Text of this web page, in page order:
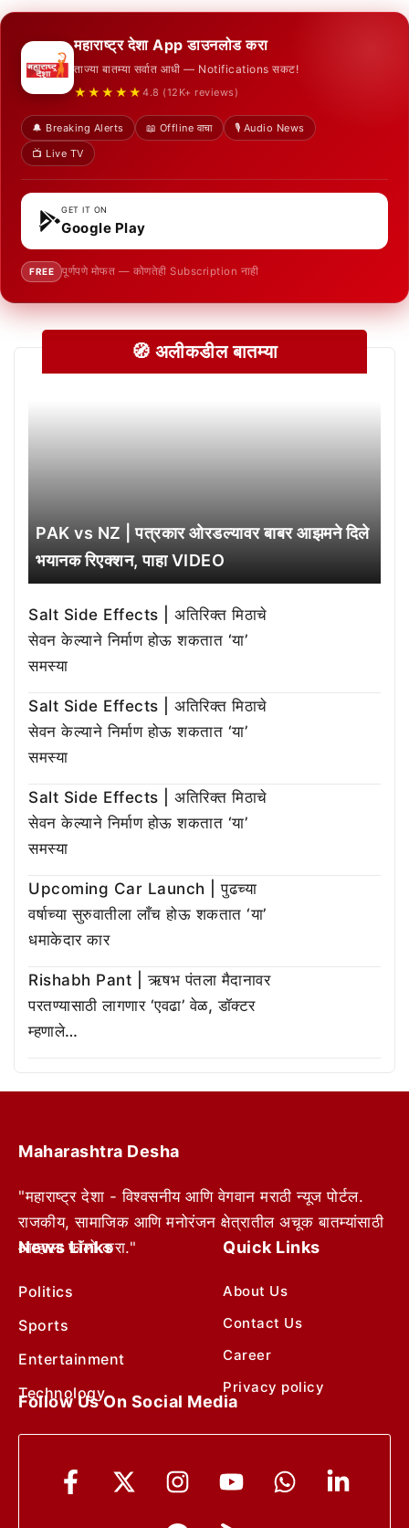
महाराष्ट्र देशा App डाउनलोड करा
ताज्या बातम्या सर्वात आधी — Notifications सकट!
★★★★★ 4.8 (12K+ reviews)
🔔 Breaking Alerts 📖 Offline वाचा
🎙️ Audio News
📺 Live TV
GET IT ON
Google Play
FREE पूर्णपणे मोफत — कोणतेही Subscription नाही
🧭 अलीकडील बातम्या
PAK vs NZ | पत्रकार ओरडल्यावर बाबर आझमने दिले
भयानक रिएक्शन, पाहा VIDEO
Salt Side Effects | अतिरिक्त मिठाचे
सेवन केल्याने निर्माण होऊ शकतात ‘या’
समस्या
Salt Side Effects | अतिरिक्त मिठाचे
सेवन केल्याने निर्माण होऊ शकतात ‘या’
समस्या
Salt Side Effects | अतिरिक्त मिठाचे
सेवन केल्याने निर्माण होऊ शकतात ‘या’
समस्या
Upcoming Car Launch | पुढच्या
वर्षाच्या सुरुवातीला लाँच होऊ शकतात ‘या’
धमाकेदार कार
Rishabh Pant | ऋषभ पंतला मैदानावर
परतण्यासाठी लागणार ‘एवढा’ वेळ, डॉक्टर
म्हणाले…
Maharashtra Desha
"महाराष्ट्र देशा - विश्वसनीय आणि वेगवान मराठी न्यूज पोर्टल.
राजकीय, सामाजिक आणि मनोरंजन क्षेत्रातील अचूक बातम्यांसाठी
आम्हाला फॉलो करा."
News Links
Politics
Sports
Entertainment
Technology
Quick Links
About Us
Contact Us
Career
Privacy policy
Follow Us On Social Media